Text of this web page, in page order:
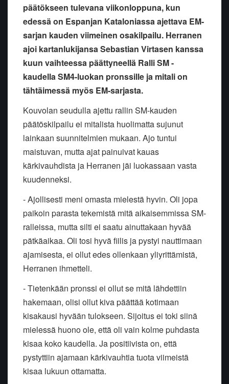
päätökseen tulevana viikonloppuna, kun
edessä on Espanjan Kataloniassa ajettava EM-
sarjan kauden viimeinen osakilpailu. Herranen
ajoi kartanlukijansa Sebastian Virtasen kanssa
kuun vaihteessa päättyneellä Ralli SM -
kaudella SM4-luokan pronssille ja mitali on
tähtäimessä myös EM-sarjasta.
Kouvolan seudulla ajettu rallin SM-kauden
päätöskilpailu ei mitalista huolimatta sujunut
lainkaan suunnitelmien mukaan. Ajo tuntui
maistuvan, mutta ajat painuivat kauas
kärkivauhdista ja Herranen jäi luokassaan vasta
kuudenneksi.
- Ajollisesti meni omasta mielestä hyvin. Oli jopa
paikoin parasta tekemistä mitä aikaisemmissa SM-
ralleissa, mutta silti ei saatu ainuttakaan hyvää
pätkäaikaa. Oli tosi hyvä fiilis ja pystyi nauttimaan
ajamisesta, ei ollut edes ollenkaan yliyrittämistä,
Herranen ihmetteli.
- Tietenkään pronssi ei ollut se mitä lähdettiin
hakemaan, olisi ollut kiva päättää kotimaan
kisakausi hyvään tulokseen. Sijoitus ei toki siinä
mielessä huono ole, että oli vain kolme puhdasta
kisaa koko kaudella. Ja positiivista on, että
pystyttiin ajamaan kärkivauhtia tuota viimeistä
kisaa lukuun ottamatta.